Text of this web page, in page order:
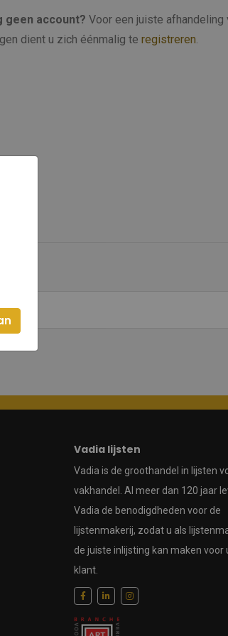
geen account? Voor een juiste afhandeling
dient u zich éénmalig te registreren.
Vadia lijsten
Vadia is de groothandel in lijsten
vakhandel. Al meer dan 120 jaar
Vadia de benodigdheden voor de
lijstenmakerij, zodat u als
de juiste inlijsting kan maken voor
klant.